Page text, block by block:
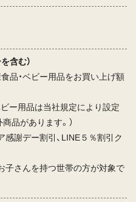
含む）
品・ベビー用品をお買い上げ額
ー用品は当社規定により設定
品があります。）
謝デー割引、LINE５％割引ク
子さんを持つ世帯の方が対象で